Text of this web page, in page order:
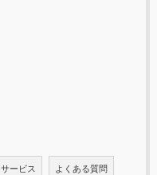
サービス よくある質問